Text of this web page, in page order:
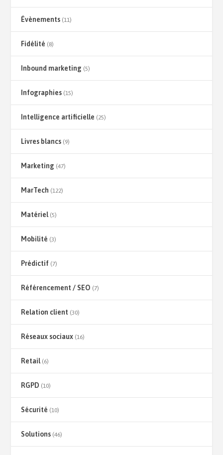
Évènements (11)
Fidélité (8)
Inbound marketing (5)
Infographies (15)
Intelligence artificielle (25)
Livres blancs (9)
Marketing (47)
MarTech (122)
Matériel(5)
Mobilité (3)
Prédictif (7)
Référencement / SEO (7)
Relation client (30)
Réseaux sociaux (16)
Retail(6)
RGPD (10)
Sécurité (10)
Solutions (46)